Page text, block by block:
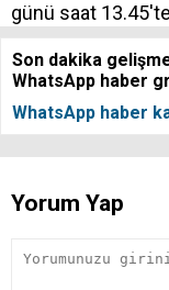
günü saat
Son dakika
WhatsApp haber
WhatsApp haber
Yorum Yap